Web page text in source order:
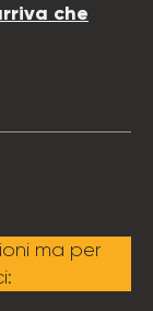
che
ma per